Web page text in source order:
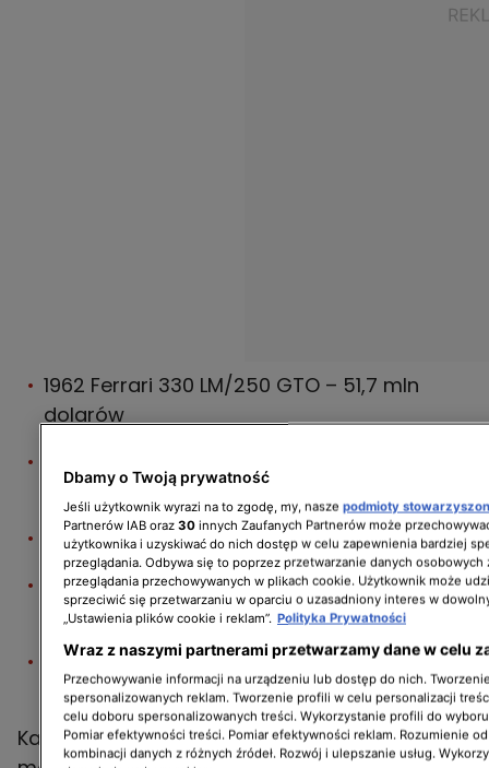
1962 Ferrari 330 LM/250 GTO – 51,7 mln
dolarów
mln dolarów
1962 Ferrari 250 GTO – 38,1 mln dolarów
1964 Ferrari 250 LM – 34,9 mln euro (ok. 38
mln dolarów)
1954 Ferrari 375-Plus Spider Competizione
– 18,3 mln dolarów
Każdy z tych modeli to nie tylko ikona
Dbamy o Twoją prywatność
Jeśli użytkownik wyrazi na to zgodę, my, nasze podmioty
Partnerów IAB oraz 30 innych Zaufanych Partnerów może
użytkownika i uzyskiwać do nich dostęp w celu zapewnienia bardziej
przeglądania. Odbywa się to poprzez przetwarzanie danych osobowych
przeglądania przechowywanych w plikach cookie. Użytkownik może
sprzeciwić się przetwarzaniu w oparciu o uzasadniony interes w
„Ustawienia plików cookie i reklam”. Polityka Prywatności
Wraz z naszymi partnerami przetwarzamy dane w celu
Przechowywanie informacji na urządzeniu lub dostęp do nich.
spersonalizowanych reklam. Tworzenie profili w celu personalizacji
celu doboru spersonalizowanych treści. Wykorzystanie profili do
Pomiar efektywności treści. Pomiar efektywności reklam. Rozumienie
kombinacji danych z różnych źródeł. Rozwój i ulepszanie usług.